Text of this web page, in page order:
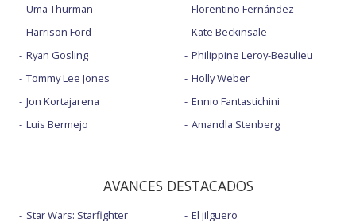
Uma Thurman
Harrison Ford
Ryan Gosling
Tommy Lee Jones
Jon Kortajarena
Luis Bermejo
Florentino Fernández
Kate Beckinsale
Philippine Leroy-Beaulieu
Holly Weber
Ennio Fantastichini
Amandla Stenberg
AVANCES DESTACADOS
Star Wars: Starfighter
El jilguero